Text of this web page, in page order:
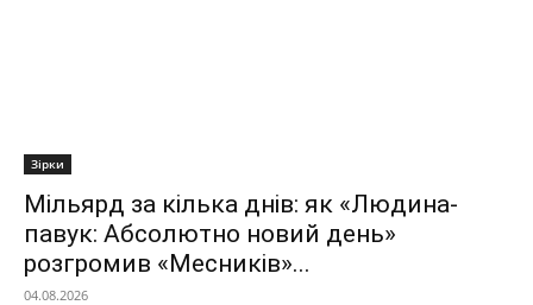
Зірки
Мільярд за кілька днів: як «Людина-
павук: Абсолютно новий день»
розгромив «Месників»...
04.08.2026